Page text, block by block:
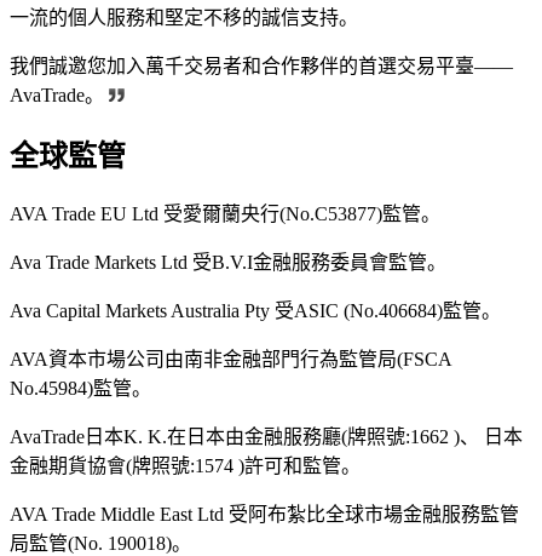
一流的個人服務和堅定不移的誠信支持。
我們誠邀您加入萬千交易者和合作夥伴的首選交易平臺——
AvaTrade。
全球監管
AVA Trade EU Ltd 受愛爾蘭央行(No.C53877)監管。
Ava Trade Markets Ltd 受B.V.I金融服務委員會監管。
Ava Capital Markets Australia Pty 受ASIC (No.406684)監管。
AVA資本市場公司由南非金融部門行為監管局(FSCA
No.45984)監管。
AvaTrade日本K. K.在日本由金融服務廳(牌照號:1662 )、 日本
金融期貨協會(牌照號:1574 )許可和監管。
AVA Trade Middle East Ltd 受阿布紮比全球市場金融服務監管
局監管(No. 190018)。